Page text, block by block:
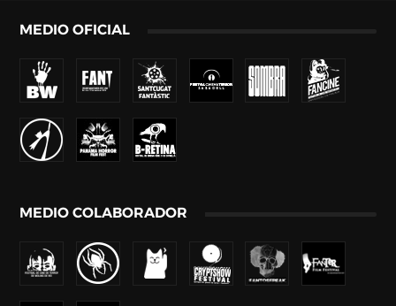
MEDIO OFICIAL
MEDIO COLABORADOR